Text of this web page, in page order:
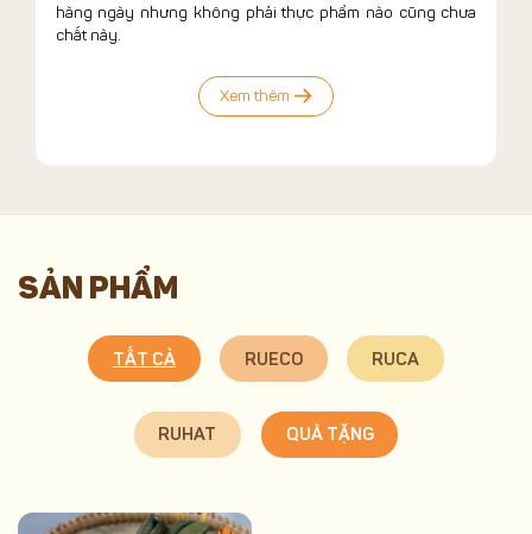
hàng ngày nhưng không phải thực phẩm nào cũng chưa
chất này.
Xem thêm
SẢN PHẨM
TẤT CẢ RUECO RUCA
RUHAT QUÀ TẶNG